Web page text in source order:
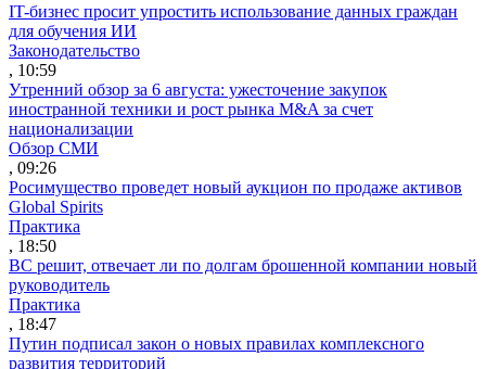
IT-бизнес просит упростить использование данных граждан
для обучения ИИ
Законодательство
, 10:59
Утренний обзор за 6 августа: ужесточение закупок
иностранной техники и рост рынка M&A за счет
национализации
Обзор СМИ
, 09:26
Росимущество проведет новый аукцион по продаже активов
Global Spirits
Практика
, 18:50
ВС решит, отвечает ли по долгам брошенной компании новый
руководитель
Практика
, 18:47
Путин подписал закон о новых правилах комплексного
развития территорий